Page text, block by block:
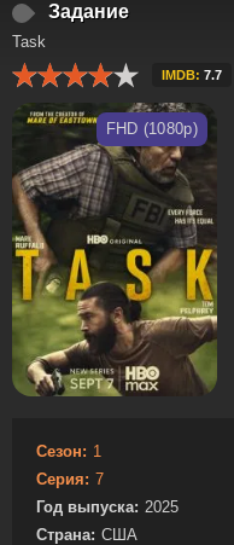
Задание
Task
IMDB: 7.7
FHD (1080p)
Сезон: 1
Серия: 7
Год выпуска: 2025
Страна: США